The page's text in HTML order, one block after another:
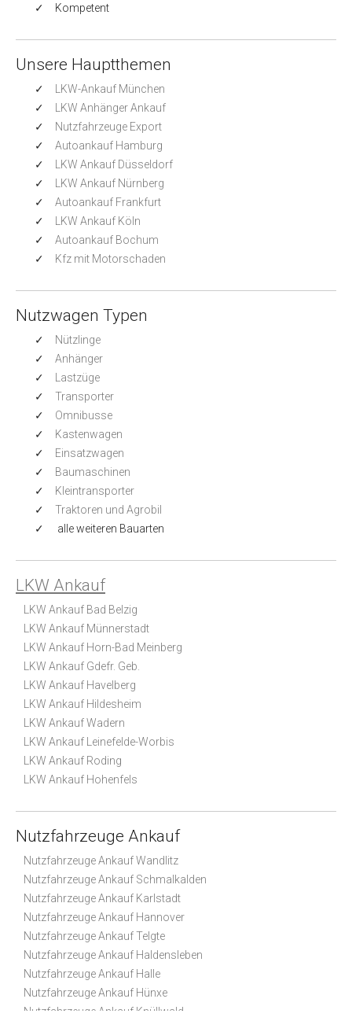
Kompetent
Unsere Hauptthemen
LKW-Ankauf München
LKW Anhänger Ankauf
Nutzfahrzeuge Export
Autoankauf Hamburg
LKW Ankauf Düsseldorf
LKW Ankauf Nürnberg
Autoankauf Frankfurt
LKW Ankauf Köln
Autoankauf Bochum
Kfz mit Motorschaden
Nutzwagen Typen
Nützlinge
Anhänger
Lastzüge
Transporter
Omnibusse
Kastenwagen
Einsatzwagen
Baumaschinen
Kleintransporter
Traktoren und Agrobil
alle weiteren Bauarten
LKW Ankauf
LKW Ankauf Bad Belzig
LKW Ankauf Münnerstadt
LKW Ankauf Horn-Bad Meinberg
LKW Ankauf Gdefr. Geb.
LKW Ankauf Havelberg
LKW Ankauf Hildesheim
LKW Ankauf Wadern
LKW Ankauf Leinefelde-Worbis
LKW Ankauf Roding
LKW Ankauf Hohenfels
Nutzfahrzeuge Ankauf
Nutzfahrzeuge Ankauf Wandlitz
Nutzfahrzeuge Ankauf Schmalkalden
Nutzfahrzeuge Ankauf Karlstadt
Nutzfahrzeuge Ankauf Hannover
Nutzfahrzeuge Ankauf Telgte
Nutzfahrzeuge Ankauf Haldensleben
Nutzfahrzeuge Ankauf Halle
Nutzfahrzeuge Ankauf Hünxe
Nutzfahrzeuge Ankauf Knüllwald